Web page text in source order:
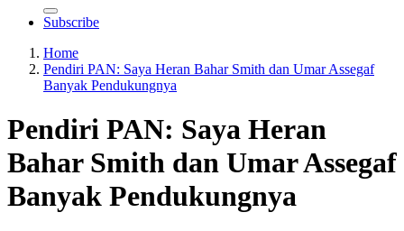
Subscribe
Home
Pendiri PAN: Saya Heran Bahar Smith dan Umar Assegaf
Banyak Pendukungnya
Pendiri PAN: Saya Heran
Bahar Smith dan Umar Assegaf
Banyak Pendukungnya